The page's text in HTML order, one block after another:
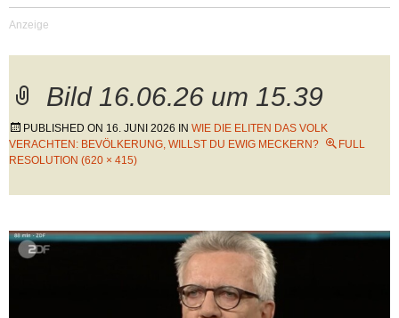
Bild 16.06.26 um 15.39
PUBLISHED ON 16. JUNI 2026 IN WIE DIE ELITEN DAS VOLK
VERACHTEN: BEVÖLKERUNG, WILLST DU EWIG MECKERN?
FULL
RESOLUTION (620 × 415)